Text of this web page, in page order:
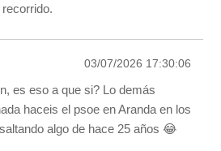
03/07/2026 17:30:06
es eso a que si? Lo demás
haceis el psoe en Aranda en los
algo de hace 25 años 😂